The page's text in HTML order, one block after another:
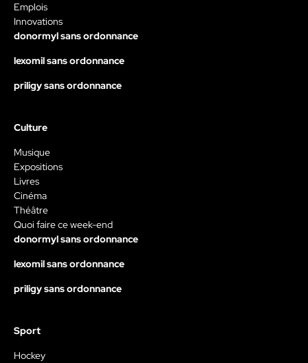
Emplois
Innovations
donormyl sans ordonnance
lexomil sans ordonnance
priligy sans ordonnance
Culture
Musique
Expositions
Livres
Cinéma
Théâtre
Quoi faire ce week-end
donormyl sans ordonnance
lexomil sans ordonnance
priligy sans ordonnance
Sport
Hockey